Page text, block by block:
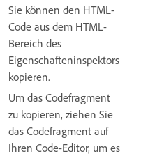
Sie können den HTML-
Code aus dem HTML-
Bereich des
Eigenschafteninspektors
kopieren.
Um das Codefragment
zu kopieren, ziehen Sie
das Codefragment auf
Ihren Code-Editor, um es